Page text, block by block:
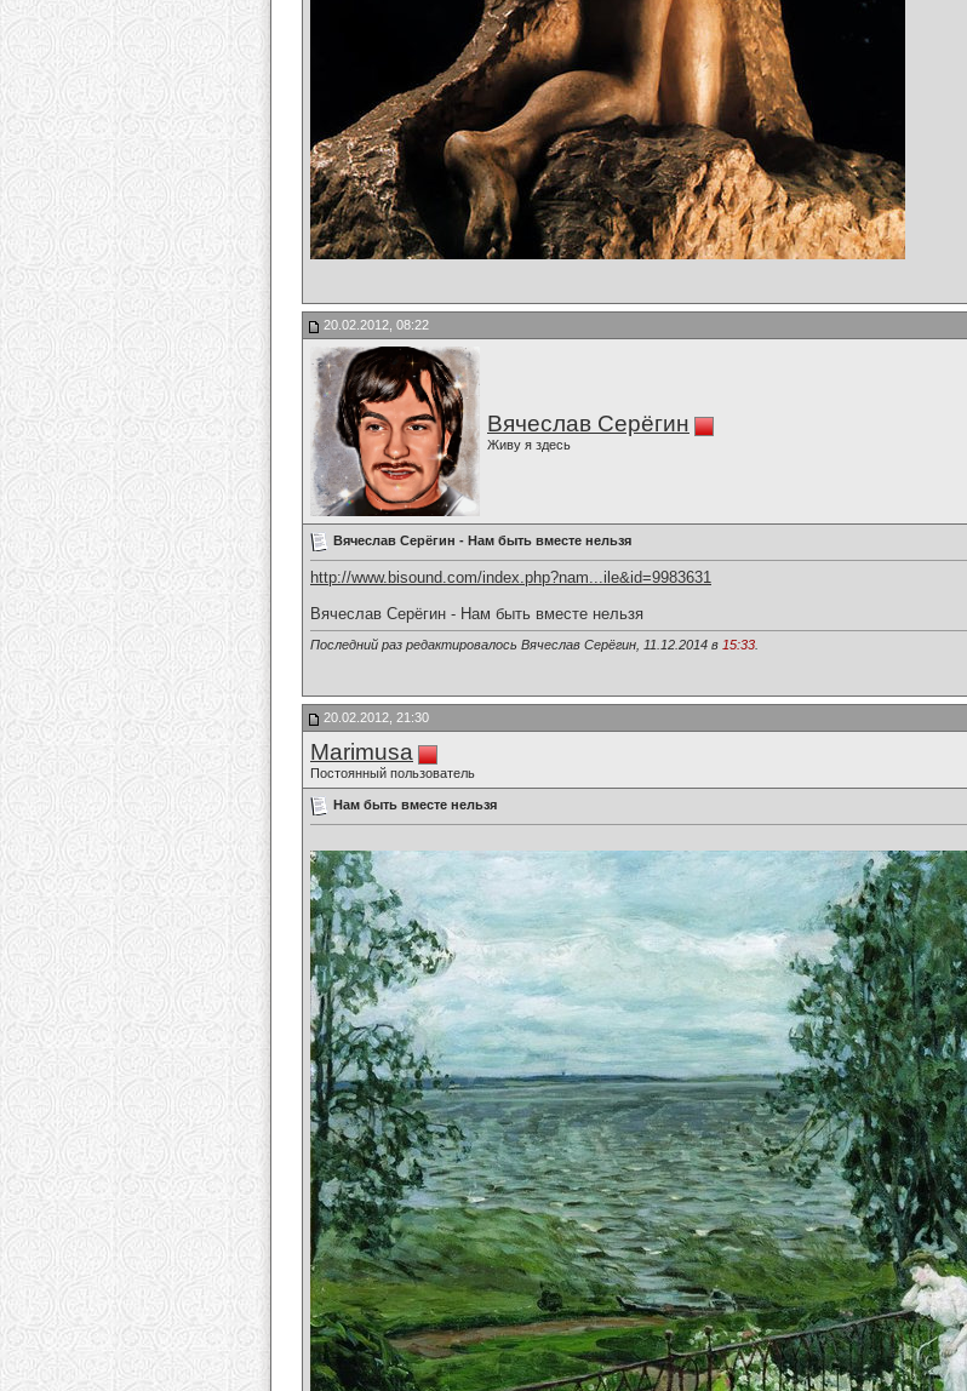
20.02.2012, 08:22
Вячеслав Серёгин
Живу я здесь
Вячеслав Серёгин - Нам быть вместе нельзя
http://www.bisound.com/index.php?nam...ile&id=9983631
Вячеслав Серёгин - Нам быть вместе нельзя
Последний раз редактировалось Вячеслав Серёгин, 11.12.2014 в 15:33
20.02.2012, 21:30
Marimusa
Постоянный пользователь
Нам быть вместе нельзя